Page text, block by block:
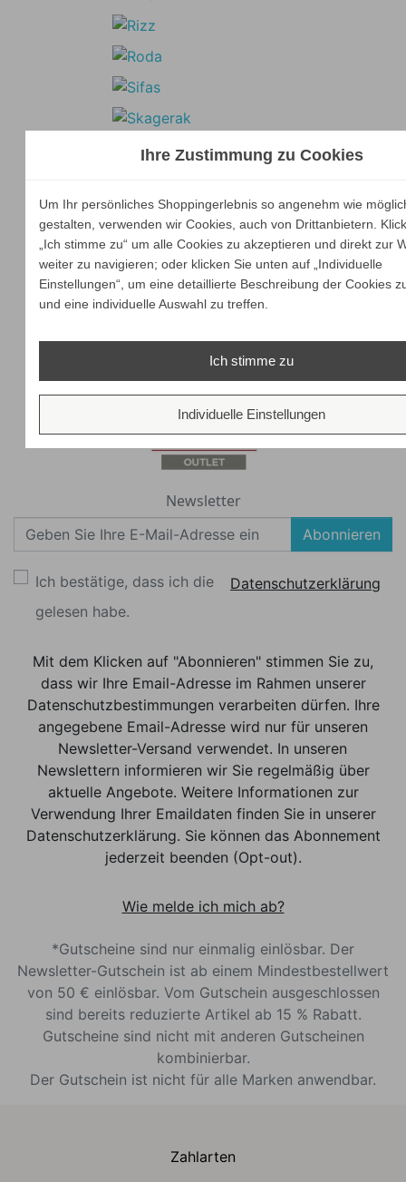
Newsletter
Abonnieren
Ich bestätige, dass ich die
Datenschutzerklärung
gelesen habe.
Mit dem Klicken auf "Abonnieren" stimmen Sie zu,
dass wir Ihre Email-Adresse im Rahmen unserer
Datenschutzbestimmungen verarbeiten dürfen. Ihre
angegebene Email-Adresse wird nur für unseren
Newsletter-Versand verwendet. In unseren
Newslettern informieren wir Sie regelmäßig über
aktuelle Angebote. Weitere Informationen zur
Verwendung Ihrer Emaildaten finden Sie in unserer
Datenschutzerklärung. Sie können das Abonnement
jederzeit beenden (Opt-out).
Wie melde ich mich ab?
*Gutscheine sind nur einmalig einlösbar. Der
Newsletter-Gutschein ist ab einem Mindestbestellwert
von 50 € einlösbar. Vom Gutschein ausgeschlossen
sind bereits reduzierte Artikel ab 15 % Rabatt.
Gutscheine sind nicht mit anderen Gutscheinen
kombinierbar.
Der Gutschein ist nicht für alle Marken anwendbar.
Zahlarten
Ihre Zustimmung zu Cookies
Um Ihr persönliches Shoppingerlebnis so angenehm wie
gestalten, verwenden wir Cookies, auch von Drittanbietern.
„Ich stimme zu“ um alle Cookies zu akzeptieren und direkt zur
weiter zu navigieren; oder klicken Sie unten auf „Individuelle
Einstellungen“, um eine detaillierte Beschreibung der Cookies
und eine individuelle Auswahl zu treffen.
Ich stimme zu
Individuelle Einstellungen